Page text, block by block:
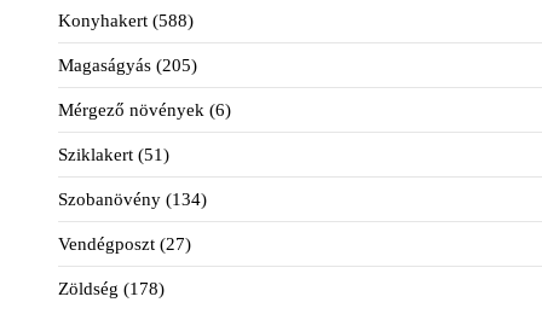
Konyhakert (588)
Magaságyás (205)
Mérgező növények (6)
Sziklakert (51)
Szobanövény (134)
Vendégposzt (27)
Zöldség (178)